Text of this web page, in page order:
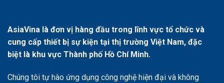
AsiaVina là đơn vị hàng đầu trong lĩnh vực tổ chức và
cung cấp thiết bị sự kiện tại thị trường Việt Nam, đặc
biệt là khu vực Thành phố Hồ Chí Minh.
Chúng tôi tự hào ứng dụng công nghệ hiện đại và không